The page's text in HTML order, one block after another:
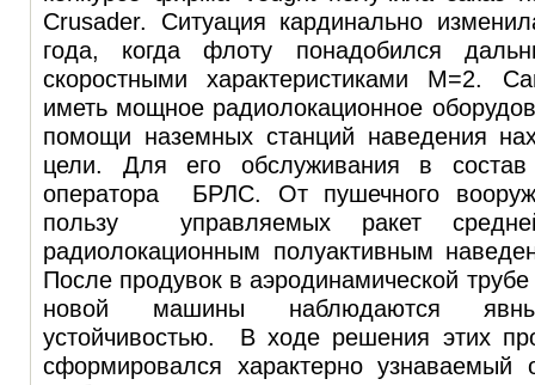
Crusader. Ситуация кардинально
года, когда флоту понадобился
скоростными характеристиками М=2.
иметь мощное радиолокационное
помощи наземных станций наведения
цели. Для его обслуживания в
оператора БРЛС. От пушечного
пользу управляемых ракет
радиолокационным полуактивным
После продувок в аэродинамической
новой машины наблюдаются
устойчивостью. В ходе решения этих
сформировался характерно узнаваемый